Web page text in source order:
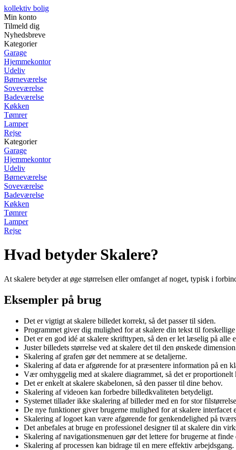
kollektiv bolig
Min konto
Tilmeld dig
Nyhedsbreve
Kategorier
Garage
Hjemmekontor
Udeliv
Børneværelse
Soveværelse
Badeværelse
Køkken
Tømrer
Lamper
Rejse
Kategorier
Garage
Hjemmekontor
Udeliv
Børneværelse
Soveværelse
Badeværelse
Køkken
Tømrer
Lamper
Rejse
Hvad betyder Skalere?
At skalere betyder at øge størrelsen eller omfanget af noget, typisk i
Eksempler på brug
Det er vigtigt at skalere billedet korrekt, så det passer til siden.
Programmet giver dig mulighed for at skalere din tekst til forskellige
Det er en god idé at skalere skrifttypen, så den er let læselig på alle
Juster billedets størrelse ved at skalere det til den ønskede
Skalering af grafen gør det nemmere at se detaljerne.
Skalering af data er afgørende for at præsentere information på en
Vær omhyggelig med at skalere diagrammet, så det er proportionelt
Det er enkelt at skalere skabelonen, så den passer til dine behov.
Skalering af videoen kan forbedre billedkvaliteten betydeligt.
Systemet tillader ikke skalering af billeder med en for stor
De nye funktioner giver brugerne mulighed for at skalere interfacet
Skalering af logoet kan være afgørende for genkendelighed på
Det anbefales at bruge en professionel designer til at skalere din
Skalering af navigationsmenuen gør det lettere for brugerne at finde
Skalering af processen kan bidrage til en mere effektiv arbejdsgang.